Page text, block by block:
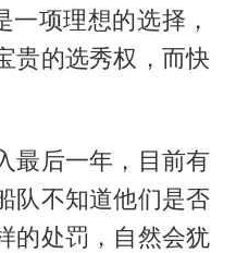
一项理想的选择，
贵的选秀权，而快
最后一年，目前有
队不知道他们是否
的处罚，自然会犹